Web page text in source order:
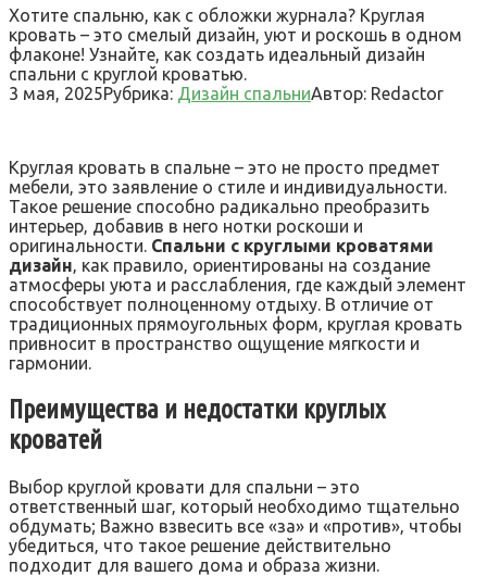
Хотите спальню, как с обложки журнала? Круглая
кровать – это смелый дизайн, уют и роскошь в одном
флаконе! Узнайте, как создать идеальный дизайн
спальни с круглой кроватью.
3 мая, 2025Рубрика: Дизайн спальниАвтор: Redactor
Круглая кровать в спальне – это не просто предмет
мебели‚ это заявление о стиле и индивидуальности.
Такое решение способно радикально преобразить
интерьер‚ добавив в него нотки роскоши и
оригинальности. Спальни с круглыми кроватями
дизайн‚ как правило‚ ориентированы на создание
атмосферы уюта и расслабления‚ где каждый элемент
способствует полноценному отдыху. В отличие от
традиционных прямоугольных форм‚ круглая кровать
привносит в пространство ощущение мягкости и
гармонии.
Преимущества и недостатки круглых
кроватей
Выбор круглой кровати для спальни – это
ответственный шаг‚ который необходимо тщательно
обдумать; Важно взвесить все «за» и «против»‚ чтобы
убедиться‚ что такое решение действительно
подходит для вашего дома и образа жизни.